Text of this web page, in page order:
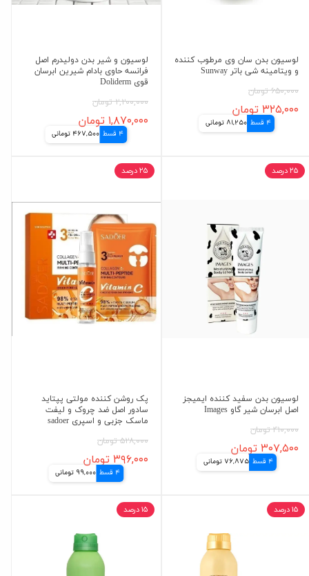
لوسیون بدن سان وی مرطوب کننده
و ویتامینه شی باتر Sunway
۶۵۰,۰۰۰ تومان
۳۲۵,۰۰۰ تومان
4 قسط 81,250 تومانی
لوسیون و شیر بدن دولیدرم اصل
فرانسه حاوی بادام شیرین ابرسان
قوی Doliderm
۲,۲۰۰,۰۰۰ تومان
۱,۸۷۰,۰۰۰ تومان
4 قسط 467,500 تومانی
لوسیون بدن سفید کننده ایمیجز
اصل ابرسان شیر گاو Images
۴۱۰,۰۰۰ تومان
۳۰۷,۵۰۰ تومان
4 قسط 76,875 تومانی
۲۵ درصد
پک روشن کننده مولتی پپتاید
سادور اصل ضد چروک و لیفت
ماسک جزبی و اسپری sadoer
۵۲۸,۰۰۰ تومان
۳۹۶,۰۰۰ تومان
4 قسط 99,000 تومانی
۲۵ درصد
۱۵ درصد ۱۵ درصد